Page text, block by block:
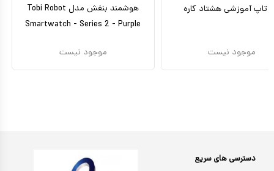
هوشمند بنفش مدل Tobi Robot
Smartwatch - Series 2 - Purple
موجود نیست
تاپ آموزشی هشتاد کاره
موجود نیست
دسترسی های سریع